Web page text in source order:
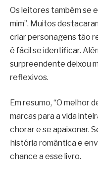
Os leitores também se
mim”. Muitos
criar personagens tão
é fácil se identificar.
surpreendente deixou
reflexivos.
Em resumo, “O melhor
marcas para a vida
chorar e se apaixonar.
história romântica e
chance a esse livro.